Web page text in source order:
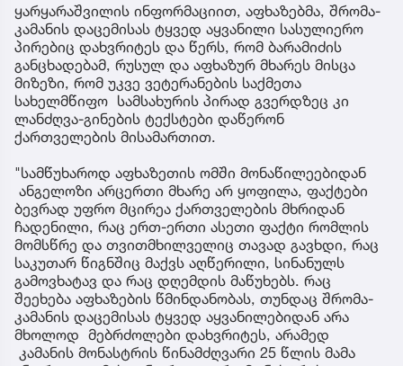
ყარყარაშვილის ინფორმაციით, აფხაზებმა, შრომა-
კამანის დაცემისას ტყვედ აყვანილი სასულიერო
პირებიც დახვრიტეს და წერს, რომ ბარამიძის
განცხადებამ, რუსულ და აფხაზურ მხარეს მისცა
მიზეზი, რომ უკვე ვეტერანების საქმეთა
სახელმწიფო სამსახურის პირად გვერდზეც კი
ლანძღვა-გინების ტექსტები დაწერონ
ქართველების მისამართით.
"სამწუხაროდ აფხაზეთის ომში მონაწილეებიდან
ანგელოზი არცერთი მხარე არ ყოფილა, ფაქტები
ბევრად უფრო მცირეა ქართველების მხრიდან
ჩადენილი, რაც ერთ-ერთი ასეთი ფაქტი რომლის
მომსწრე და თვითმხილველიც თავად გავხდი, რაც
საკუთარ წიგნშიც მაქვს აღწერილი, სინანულს
გამოვხატავ და რაც დღემდის მაწუხებს. რაც
შეეხება აფხაზების წმინდანობას, თუნდაც შრომა-
კამანის დაცემისას ტყვედ აყვანილებიდან არა
მხოლოდ მებრძოლები დახვრიტეს, არამედ
კამანის მონასტრის წინამძღვარი 25 წლის მამა